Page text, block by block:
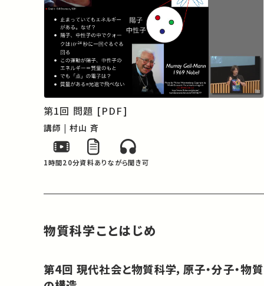
第1回 問題 [PDF]
講師 | 村山 斉
1時間20分資料ありながら聞き可
物質科学ことはじめ
第4回 現代社会と物質科学，原子・分子・物質